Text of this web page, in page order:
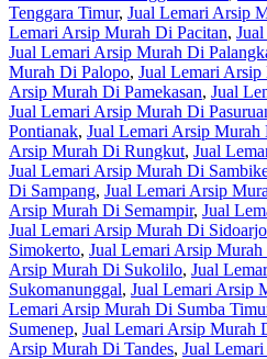
Tenggara Timur, Jual Lemari Arsip
Lemari Arsip Murah Di Pacitan,
Jual Lemari Arsip Murah Di
Murah Di Palopo, Jual Lemari
Arsip Murah Di Pamekasan, Jual
Jual Lemari Arsip Murah Di
Pontianak, Jual Lemari Arsip
Arsip Murah Di Rungkut, Jual
Jual Lemari Arsip Murah Di
Di Sampang, Jual Lemari Arsip
Arsip Murah Di Semampir, Jual
Jual Lemari Arsip Murah Di Sidoarjo
Simokerto, Jual Lemari Arsip
Arsip Murah Di Sukolilo, Jual
Sukomanunggal, Jual Lemari Arsip
Lemari Arsip Murah Di Sumba
Sumenep, Jual Lemari Arsip Murah
Arsip Murah Di Tandes, Jual